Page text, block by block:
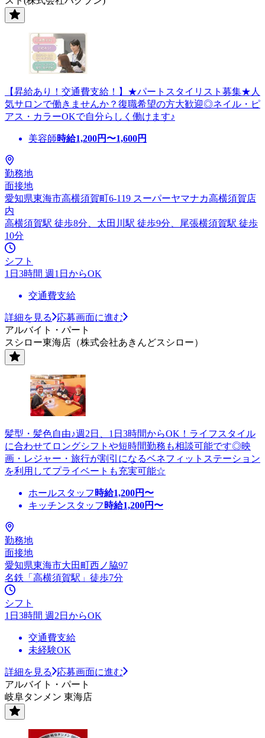
【昇給あり！交通費支給！】★パートスタイリスト募集★人
気サロンで働きませんか？復職希望の方大歓迎◎ネイル・ピ
アス・カラーOKで自分らしく働けます♪
美容師時給1,200円〜1,600円
勤務地
面接地
愛知県東海市高横須賀町6-119 スーパーヤマナカ高横須賀店
内
高横須賀駅 徒歩8分、太田川駅 徒歩9分、尾張横須賀駅 徒歩
10分
シフト
1日3時間 週1日からOK
交通費支給
詳細を見る
応募画面に進む
アルバイト・パート
スシロー東海店（株式会社あきんどスシロー）
髪型・髪色自由♪週2日、1日3時間からOK！ライフスタイル
に合わせてロングシフトや短時間勤務も相談可能です◎映
画・レジャー・旅行が割引になるベネフィットステーション
を利用してプライベートも充実可能☆
ホールスタッフ 時給1,200円〜
キッチンスタッフ 時給1,200円〜
勤務地
面接地
愛知県東海市大田町西ノ脇97
名鉄「高横須賀駅」徒歩7分
シフト
1日3時間 週2日からOK
交通費支給
未経験OK
詳細を見る
応募画面に進む
アルバイト・パート
岐阜タンメン 東海店